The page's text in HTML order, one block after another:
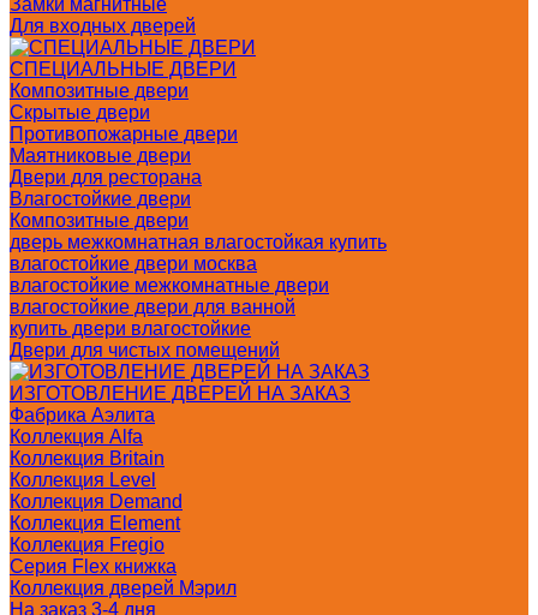
Замки магнитные
Для входных дверей
СПЕЦИАЛЬНЫЕ ДВЕРИ
Композитные двери
Скрытые двери
Противопожарные двери
Маятниковые двери
Двери для ресторана
Влагостойкие двери
Композитные двери
дверь межкомнатная влагостойкая купить
влагостойкие двери москва
влагостойкие межкомнатные двери
влагостойкие двери для ванной
купить двери влагостойкие
Двери для чистых помещений
ИЗГОТОВЛЕНИЕ ДВЕРЕЙ НА ЗАКАЗ
Фабрика Аэлита
Коллекция Alfa
Коллекция Britain
Коллекция Level
Коллекция Demand
Коллекция Element
Коллекция Fregio
Серия Flex книжка
Коллекция дверей Мэрил
На заказ 3-4 дня